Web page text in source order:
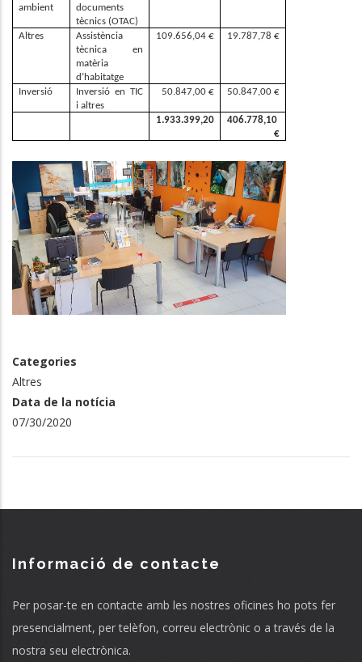
ambient
documents
tècnics (OTAC)
Altres
Assistència
tècnica en
matèria
d’habitatge
109.656,04 € 19.787,78 €
Inversió
Inversió en TIC
i altres
50.847,00 € 50.847,00 €
1.933.399,20
406.778,10
€
Categories
Altres
Data de la notícia
07/30/2020
Informació de contacte
Per posar-te en contacte amb les nostres oficines ho pots fer
presencialment, per telèfon, correu electrònic o a través de la
nostra seu electrònica.